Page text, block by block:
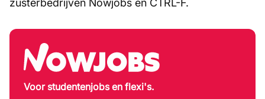
zusterbedrijven Nowjobs en CTRL-F.
Voor studentenjobs en flexi's.